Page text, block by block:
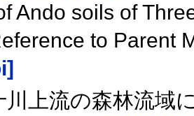
Ando soils of
to Parent
川上流の森林流域